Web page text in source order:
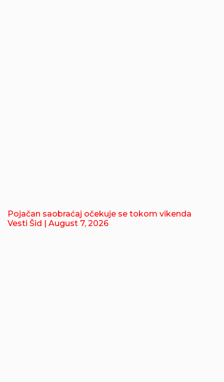
Pojačan saobraćaj očekuje se tokom vikenda
Vesti Šid | August 7, 2026